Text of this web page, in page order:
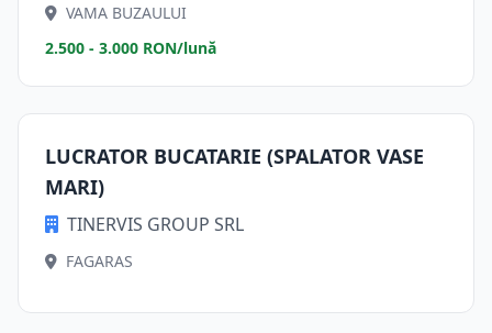
VAMA BUZAULUI
2.500 - 3.000 RON/lună
LUCRATOR BUCATARIE (SPALATOR VASE
MARI)
TINERVIS GROUP SRL
FAGARAS